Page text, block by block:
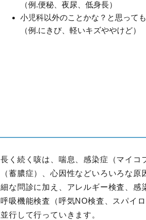
（例.便秘、夜尿、低身長）
小児科以外のことかな？と思って
（例.にきび、軽いキズややけど）
長く続く咳は、喘息、感染症（マイコ
（蓄膿症）、心因性などいろいろな
細な問診に加え、アレルギー検査、感
呼吸機能検査（呼気NO検査、スパイ
並行して行っていきます。